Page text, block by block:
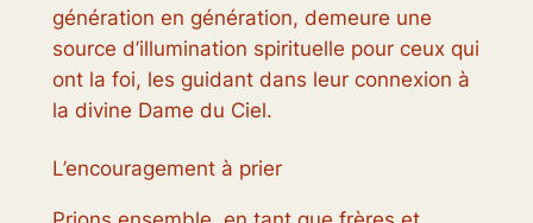
génération en génération, demeure une
source d’illumination spirituelle pour ceux qui
ont la foi, les guidant dans leur connexion à
la divine Dame du Ciel.
L’encouragement à prier